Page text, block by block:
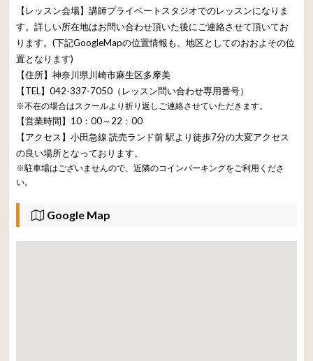
【レッスン会場】講師プライベートスタジオでのレッスンになりま
す。詳しい所在地はお問い合わせ頂いた後にご連絡させて頂いてお
ります。(下記GoogleMapの位置情報も、地区としてのおおよその位
置となります)
【住所】神奈川県川崎市麻生区多摩美
【TEL】042-337-7050（レッスン問い合わせ専用番号）
※不在の場合はスクールより折り返しご連絡させていただきます。
【営業時間】10：00～22：00
【アクセス】小田急線 読売ランド前 駅より徒歩7分の大変アクセス
の良い場所となっております。
※駐車場はございませんので、近隣のコインパーキングをご利用くださ
い。
Google Map